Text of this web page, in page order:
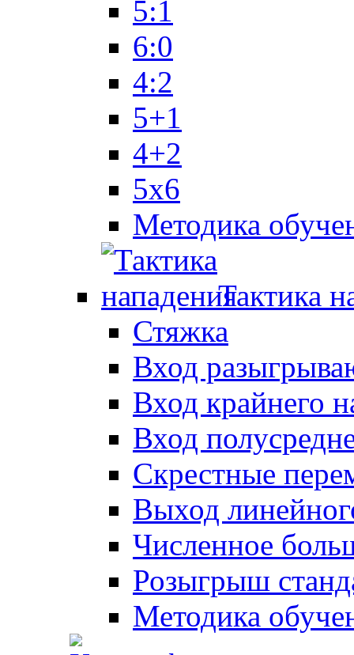
5:1
6:0
4:2
5+1
4+2
5x6
Методика
Тактика
Стяжка
Вход
Вход крайнего
Вход
Скрестные
Выход
Численное
Розыгрыш
Методика